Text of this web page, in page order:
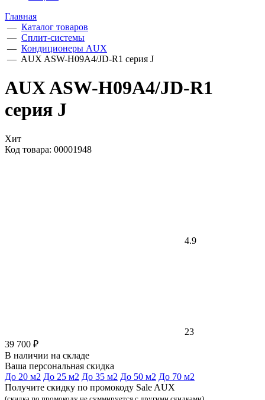
Главная
— Каталог товаров
— Сплит-системы
— Кондиционеры AUX
— AUX ASW-H09A4/JD-R1 серия J
AUX ASW-H09A4/JD-R1
серия J
Хит
Код товара: 00001948
4.9
23
39 700 ₽
В наличии на складе
Ваша персональная скидка
До 20 м2 До 25 м2 До 35 м2 До 50 м2 До 70 м2
Получите скидку по промокоду Sale AUX